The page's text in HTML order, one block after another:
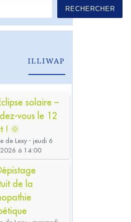
RECHERCHER
ILLIWAP